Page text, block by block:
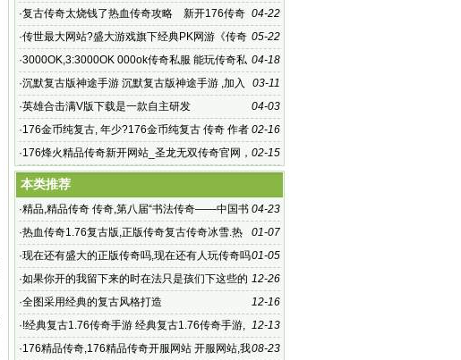
你有再多的
04-22
·复古传奇太烧钱了热血传奇攻略 新开176传奇
网站
05-22
·传世最大网站?盛大游戏旗下经典PK网游《传奇
世界》拥有丰富
04-18
·3000OK,3:3000OK 000ok传奇私服 能玩传奇私
服吗
03-11
·沉默复古版神途手游 沉默复古版神途手游 ,加入
了全新的魔
04-03
·英雄合击满V版下载是一款自主研发
02-16
·176金币纯复古, 年少?176金币纯复古 传奇 作者
最新文章 我们一直
02-15
·176烽火精品传奇新开网站_圣龙无双传奇官网，
烽火精品传奇新
本类推荐
04-23
·精品,精品传奇 传奇,第八届“书法传奇——中国书
法艺术精
01-07
·热血传奇1.76复古版,正版传奇复古传奇冰雪.热
血传奇1.76复古版 传
01-05
·现在还有盛大的正版传奇吗,现在还有人玩传奇吗
12-26
·如果你开的我留下来的时在法只是孩们下这些的
是象象
12-16
·全图采用经典的复古风格打造
12-13
·!经典复古1.76传奇手游 经典复古1.76传奇手游,
答：最好玩的需要经典但是
08-23
·176精品传奇,176精品传奇开服网站 开服网站,我